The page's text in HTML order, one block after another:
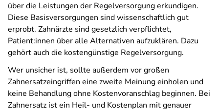
über die Leistungen der Regelversorgung erkundigen.
Diese Basisversorgungen sind wissenschaftlich gut
erprobt. Zahnärzte sind gesetzlich verpflichtet,
Patient:innen über alle Alternativen aufzuklären. Dazu
gehört auch die kostengünstige Regelversorgung.
Wer unsicher ist, sollte außerdem vor großen
Zahnersatzeingriffen eine zweite Meinung einholen und
keine Behandlung ohne Kostenvoranschlag beginnen. Bei
Zahnersatz ist ein Heil- und Kostenplan mit genauer